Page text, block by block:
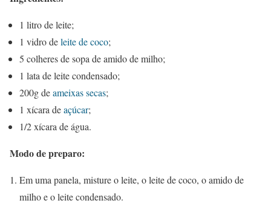
1 litro de leite;
1 vidro deleite de coco;
5 colheres de sopa de amido de milho;
1 lata de leite condensado;
200g deameixas secas;
1 xícara deaçúcar;
1/2 xícara de água.
Modo de preparo:
Em uma panela, misture o leite, o leite de coco, o amido de
milho e o leite condensado.